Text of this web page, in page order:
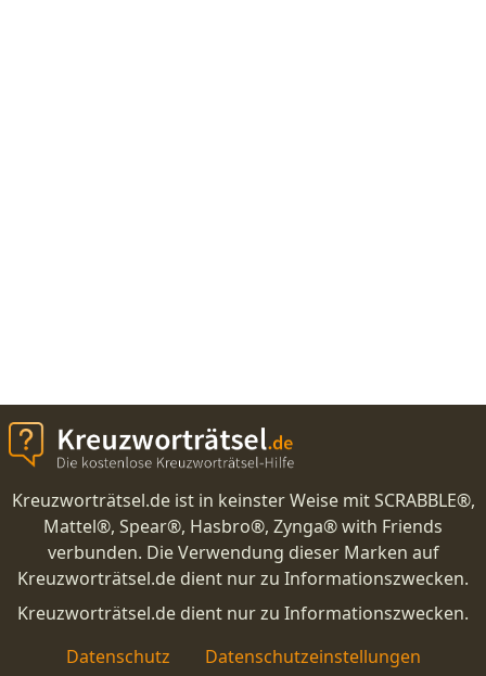
Kreuzworträtsel.de ist in keinster Weise mit SCRABBLE®,
Mattel®, Spear®, Hasbro®, Zynga® with Friends
verbunden. Die Verwendung dieser Marken auf
Kreuzworträtsel.de dient nur zu Informationszwecken.
Kreuzworträtsel.de dient nur zu Informationszwecken.
Datenschutz
Datenschutzeinstellungen